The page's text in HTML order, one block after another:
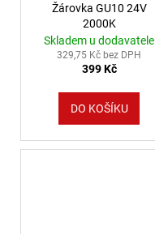
Žárovka GU10 24V
2000K
Skladem u dodavatele
329,75 Kč bez DPH
399 Kč
DO KOŠÍKU